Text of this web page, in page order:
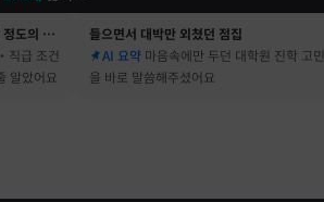
흥신소 연계해서 하시는지 의심할 정도의 정확함
직급 조건
알았어요
들으면서 대박만 외쳤던 점집
AI 요약 마음속에만 두던 대학원 진학 고민
을 바로 말씀해주셨어요